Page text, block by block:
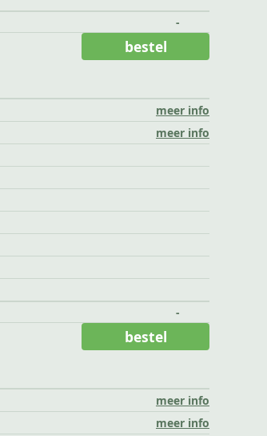
-
meer info
meer info
bestel
-
meer info
meer info
bestel